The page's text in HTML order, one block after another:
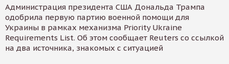
Администрация президента США Дональда Трампа
одобрила первую партию военной помощи для
Украины в рамках механизма Priority Ukraine
Requirements List. Об этом сообщает Reuters со ссылкой
на два источника, знакомых с ситуацией